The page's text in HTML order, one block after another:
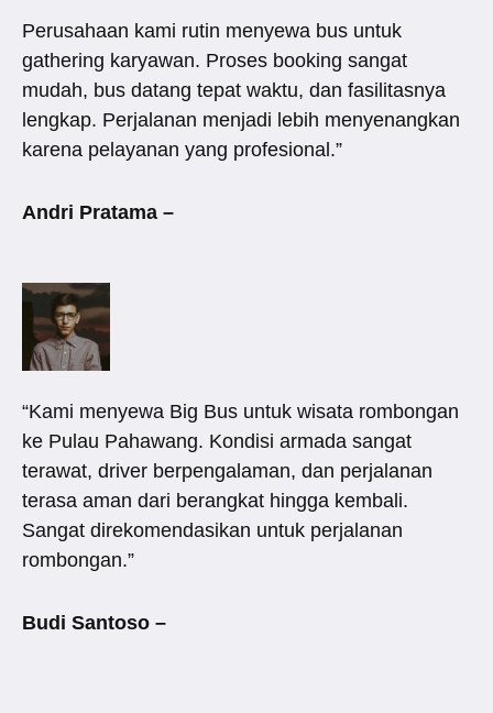
Perusahaan kami rutin menyewa bus untuk
gathering karyawan. Proses booking sangat
mudah, bus datang tepat waktu, dan fasilitasnya
lengkap. Perjalanan menjadi lebih menyenangkan
karena pelayanan yang profesional.”
Andri Pratama –
“Kami menyewa Big Bus untuk wisata rombongan
ke Pulau Pahawang. Kondisi armada sangat
terawat, driver berpengalaman, dan perjalanan
terasa aman dari berangkat hingga kembali.
Sangat direkomendasikan untuk perjalanan
rombongan.”
Budi Santoso –